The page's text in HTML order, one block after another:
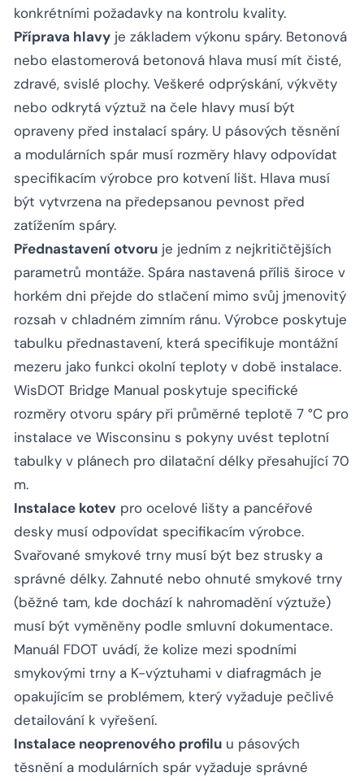
konkrétními požadavky na kontrolu kvality.
Příprava hlavy je základem výkonu spáry. Betonová
nebo elastomerová betonová hlava musí mít čisté,
zdravé, svislé plochy. Veškeré odprýskání, výkvěty
nebo odkrytá výztuž na čele hlavy musí být
opraveny před instalací spáry. U pásových těsnění
a modulárních spár musí rozměry hlavy odpovídat
specifikacím výrobce pro kotvení lišt. Hlava musí
být vytvrzena na předepsanou pevnost před
zatížením spáry.
Přednastavení otvoru je jedním z nejkritičtějších
parametrů montáže. Spára nastavená příliš široce v
horkém dni přejde do stlačení mimo svůj jmenovitý
rozsah v chladném zimním ránu. Výrobce poskytuje
tabulku přednastavení, která specifikuje montážní
mezeru jako funkci okolní teploty v době instalace.
WisDOT Bridge Manual poskytuje specifické
rozměry otvoru spáry při průměrné teplotě 7 °C pro
instalace ve Wisconsinu s pokyny uvést teplotní
tabulky v plánech pro dilatační délky přesahující 70
m.
Instalace kotev pro ocelové lišty a pancéřové
desky musí odpovídat specifikacím výrobce.
Svařované smykové trny musí být bez strusky a
správné délky. Zahnuté nebo ohnuté smykové trny
(běžné tam, kde dochází k nahromadění výztuže)
musí být vyměněny podle smluvní dokumentace.
Manuál FDOT uvádí, že kolize mezi spodními
smykovými trny a K-výztuhami v diafragmách je
opakujícím se problémem, který vyžaduje pečlivé
detailování k vyřešení.
Instalace neoprenového profilu u pásových
těsnění a modulárních spár vyžaduje správné